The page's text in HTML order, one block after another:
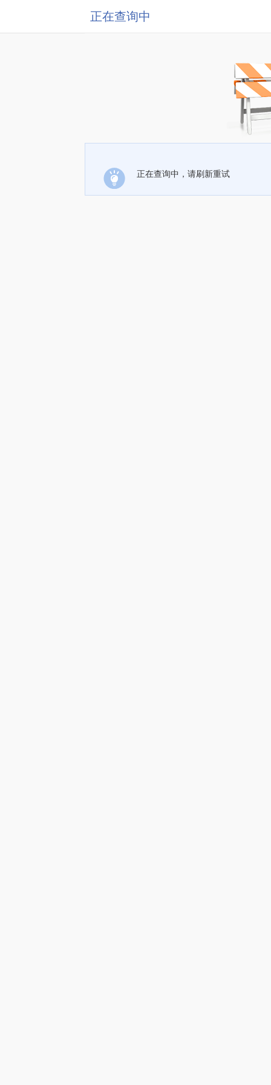
正在查询中
正在查询中，请刷新重试